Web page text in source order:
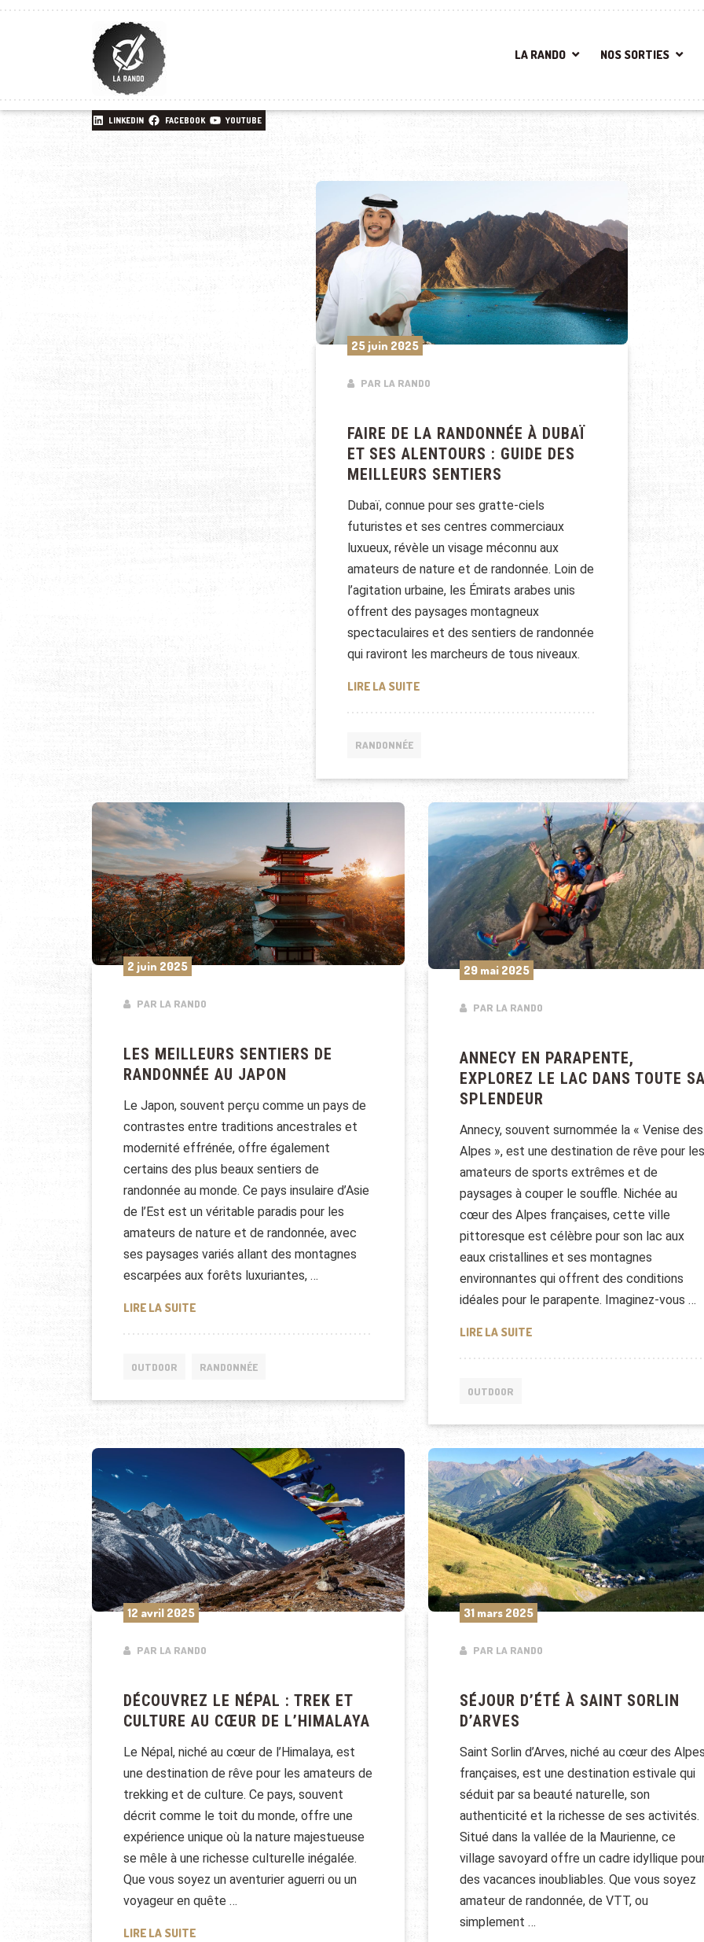
LA RANDO NOS SORTIES
LINKEDIN FACEBOOK YOUTUBE
25 juin 2025
PAR LA RANDO
FAIRE DE LA RANDONNÉE À DUBAÏ
ET SES ALENTOURS : GUIDE DES
MEILLEURS SENTIERS
Dubaï, connue pour ses gratte-ciels
futuristes et ses centres commerciaux
luxueux, révèle un visage méconnu aux
amateurs de nature et de randonnée. Loin de
l’agitation urbaine, les Émirats arabes unis
offrent des paysages montagneux
spectaculaires et des sentiers de randonnée
qui raviront les marcheurs de tous niveaux.
LIRE LA SUITEFAIRE DE LA RANDONNÉE À DUBAÏ ET SES ALENTOURS :
RANDONNÉE
2 juin 2025
PAR LA RANDO
LES MEILLEURS SENTIERS DE
RANDONNÉE AU JAPON
Le Japon, souvent perçu comme un pays de
contrastes entre traditions ancestrales et
modernité effrénée, offre également
certains des plus beaux sentiers de
randonnée au monde. Ce pays insulaire d’Asie
de l’Est est un véritable paradis pour les
amateurs de nature et de randonnée, avec
ses paysages variés allant des montagnes
escarpées aux forêts luxuriantes, …
LIRE LA SUITELES MEILLEURS SENTIERS DE RANDONNÉE AU JAPON
OUTDOOR RANDONNÉE
29 mai 2025
PAR LA RANDO
ANNECY EN PARAPENTE,
EXPLOREZ LE LAC DANS TOUTE
SPLENDEUR
Annecy, souvent surnommée la « Venise des
Alpes », est une destination de rêve pour les
amateurs de sports extrêmes et de
paysages à couper le souffle. Nichée au
cœur des Alpes françaises, cette ville
pittoresque est célèbre pour son lac aux
eaux cristallines et ses montagnes
environnantes qui offrent des conditions
idéales pour le parapente. Imaginez-vous …
LIRE LA SUITEANNECY EN PARAPENTE,
OUTDOOR
12 avril 2025
PAR LA RANDO
DÉCOUVREZ LE NÉPAL : TREK ET
CULTURE AU CŒUR DE L’HIMALAYA
Le Népal, niché au cœur de l’Himalaya, est
une destination de rêve pour les amateurs de
trekking et de culture. Ce pays, souvent
décrit comme le toit du monde, offre une
expérience unique où la nature majestueuse
se mêle à une richesse culturelle inégalée.
Que vous soyez un aventurier aguerri ou un
voyageur en quête …
LIRE LA SUITEDÉCOUVREZ LE NÉPAL : TREK ET CULTURE AU CŒUR DE L’HIMALAYA
31 mars 2025
PAR LA RANDO
SÉJOUR D’ÉTÉ À SAINT SORLIN
D’ARVES
Saint Sorlin d’Arves, niché au cœur des
françaises, est une destination estivale qui
séduit par sa beauté naturelle, son
authenticité et la richesse de ses activités.
Situé dans la vallée de la Maurienne, ce
village savoyard offre un cadre idyllique
des vacances inoubliables. Que vous soyez
amateur de randonnée, de VTT, ou
simplement …